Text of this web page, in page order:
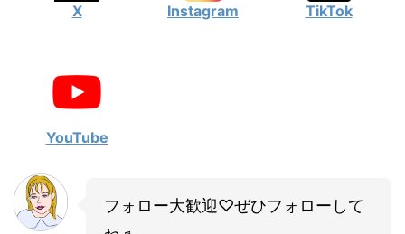
X Instagram TikTok
YouTube
フォロー大歓迎♡ぜひフォローして